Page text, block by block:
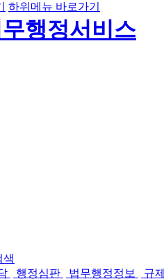
하위메뉴 바로가기
행정심판 법무행정정보 규